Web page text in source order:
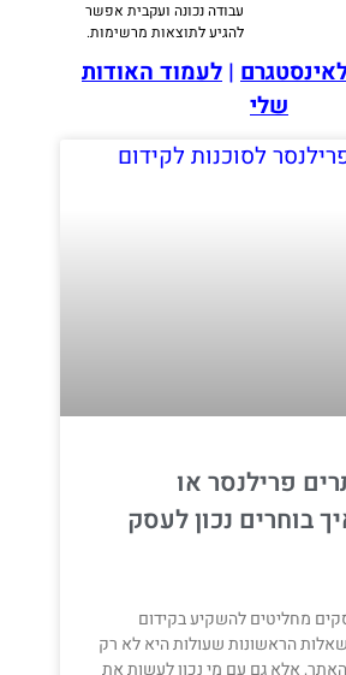
עבודה נכונה ועקבית אפשר
להגיע לתוצאות מרשימות.
| לעמוד האודות
שלי
פרילנסר או
בוחרים נכון לעסק
מחליטים להשקיע בקידום
הראשונות שעולות היא לא רק
אלא גם עם מי נכון לעשות את